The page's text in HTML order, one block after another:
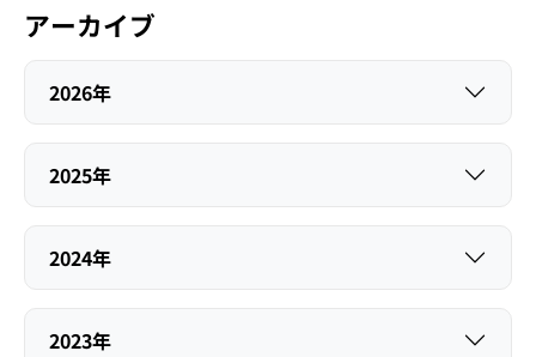
アーカイブ
2026年
2025年
2024年
2023年